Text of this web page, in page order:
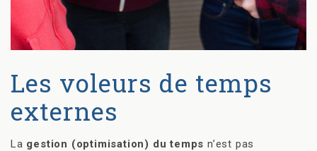
Les voleurs de temps
externes
La gestion (optimisation) du temps n’est pas